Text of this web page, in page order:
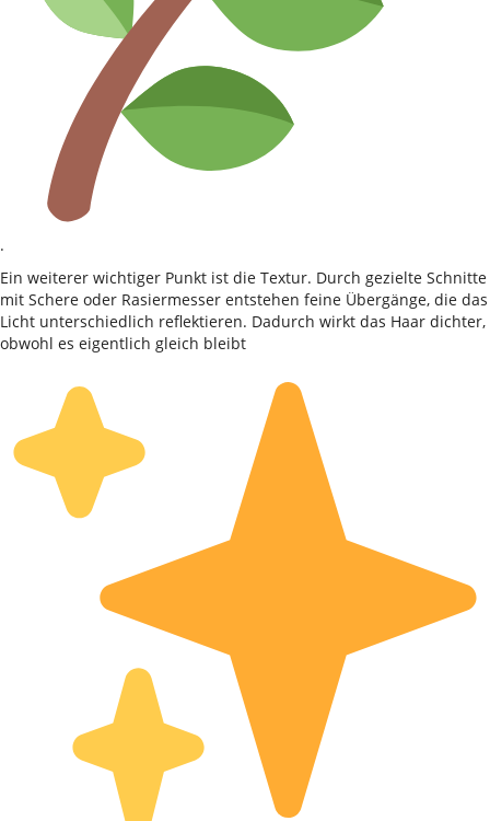
.
Ein weiterer wichtiger Punkt ist die Textur. Durch gezielte Schnitte
mit Schere oder Rasiermesser entstehen feine Übergänge, die das
Licht unterschiedlich reflektieren. Dadurch wirkt das Haar dichter,
obwohl es eigentlich gleich bleibt